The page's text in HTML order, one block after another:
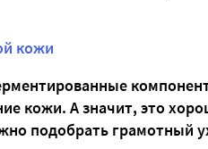
кожи
кожи. А значит, это
подобрать грамотный